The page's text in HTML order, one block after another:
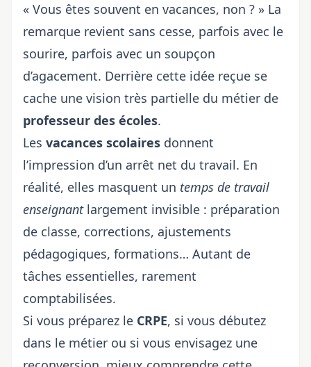
« Vous êtes souvent en vacances, non ? » La
remarque revient sans cesse, parfois avec le
sourire, parfois avec un soupçon
d’agacement. Derrière cette idée reçue se
cache une vision très partielle du métier de
professeur des écoles.
Les vacances scolaires donnent
l’impression d’un arrêt net du travail. En
réalité, elles masquent un temps de travail
enseignantlargement invisible : préparation
de classe, corrections, ajustements
pédagogiques, formations… Autant de
tâches essentielles, rarement
comptabilisées.
Si vous préparez le CRPE, si vous débutez
dans le métier ou si vous envisagez une